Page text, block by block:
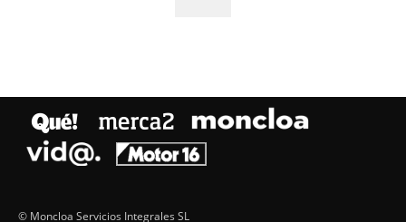
© Moncloa Servicios Integrales SL